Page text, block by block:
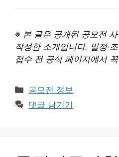
※ 본 글은 공개된 공모전
작성한 소개입니다. 일정·
접수 전 공식 페이지에서
카
테
고
공모전 정보
댓글 남기기